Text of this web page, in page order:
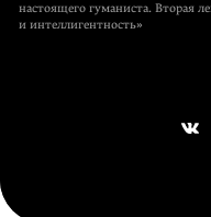
настоящего гуманиста. Вторая
и интеллигентность»